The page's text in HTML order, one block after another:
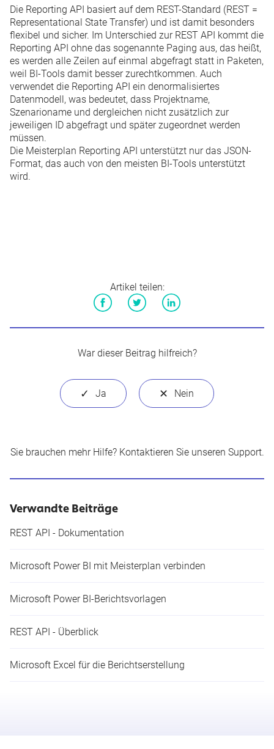
Die Reporting API basiert auf dem REST-Standard (REST =
Representational State Transfer) und ist damit besonders
flexibel und sicher. Im Unterschied zur REST API kommt die
Reporting API ohne das sogenannte Paging aus, das heißt,
es werden alle Zeilen auf einmal abgefragt statt in Paketen,
weil BI-Tools damit besser zurechtkommen. Auch
verwendet die Reporting API ein denormalisiertes
Datenmodell, was bedeutet, dass Projektname,
Szenarioname und dergleichen nicht zusätzlich zur
jeweiligen ID abgefragt und später zugeordnet werden
müssen.
Die Meisterplan Reporting API unterstützt nur das JSON-
Format, das auch von den meisten BI-Tools unterstützt
wird.
Artikel teilen:
War dieser Beitrag hilfreich?
Sie brauchen mehr Hilfe? Kontaktieren Sie unseren Support.
Verwandte Beiträge
REST API - Dokumentation
Microsoft Power BI mit Meisterplan verbinden
Microsoft Power BI-Berichtsvorlagen
REST API - Überblick
Microsoft Excel für die Berichtserstellung